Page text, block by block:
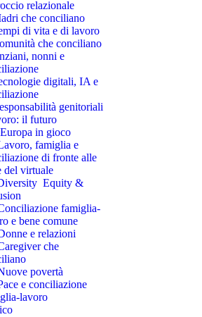
relazionale
che conciliano
di vita e di lavoro
che conciliano
nonni e
digitali, IA e
genitoriali
il futuro
in gioco
famiglia e
di fronte alle
del virtuale
Equity &
famiglia-
e bene comune
e relazioni
che
povertà
e conciliazione
lavoro